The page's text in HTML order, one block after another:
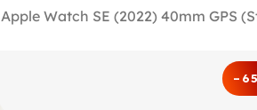
Apple Watch SE (2022) 40mm GPS